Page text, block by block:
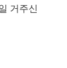
거주신